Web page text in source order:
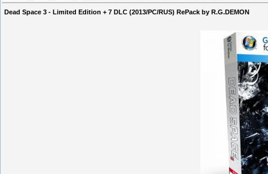
Dead Space 3 - Limited Edition + 7 DLC (2013/PC/RUS) RePack by R.G.DEMON